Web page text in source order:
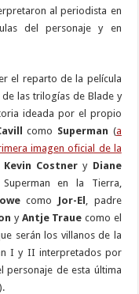
al periodista en
del personaje y en
el reparto de la película
de las trilogías de Blade y
ideada por el propio
como Superman (a
imagen oficial de la
Kevin Costnery Diane
en la Tierra,
como Jor-El
, padre
yAntje Traue como el
serán los villanos de la
I y II interpretados por
personaje de esta última